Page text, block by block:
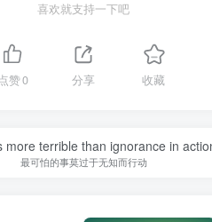
喜欢就支持一下吧
点赞0 分享 收藏
more terrible than ignorance in
最可怕的事莫过于无知而行动